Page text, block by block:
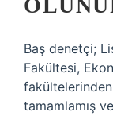
Baş denetçi;
Fakültesi,
tamamlamış